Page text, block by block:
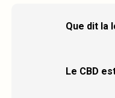
Que dit la
Le CBD